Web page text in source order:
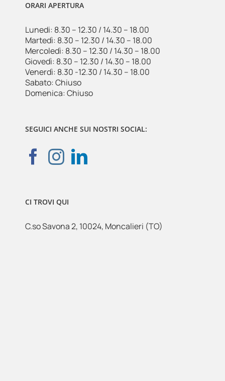
ORARI APERTURA
Lunedi: 8.30 – 12.30 / 14.30 – 18.00
Martedì: 8.30 – 12.30 / 14.30 – 18.00
Mercoledì: 8.30 – 12.30 / 14.30 – 18.00
Giovedì: 8.30 – 12.30 / 14.30 – 18.00
Venerdì: 8.30 -12.30 / 14.30 – 18.00
Sabato: Chiuso
Domenica: Chiuso
SEGUICI ANCHE SUI NOSTRI SOCIAL:
CI TROVI QUI
C.so Savona 2, 10024, Moncalieri (TO)